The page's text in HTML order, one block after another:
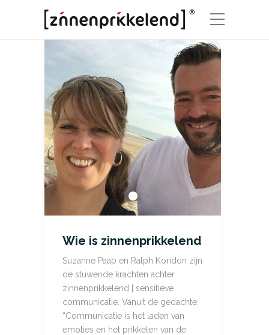
Wie is zinnenprikkelend
Suzanne Paap en Ralph Koridon zijn
de stuwende krachten achter
zinnenprikkelend | sensitieve
communicatie. Vanuit de gedachte:
“Communicatie is het laden van
emoties en het prikkelen van de